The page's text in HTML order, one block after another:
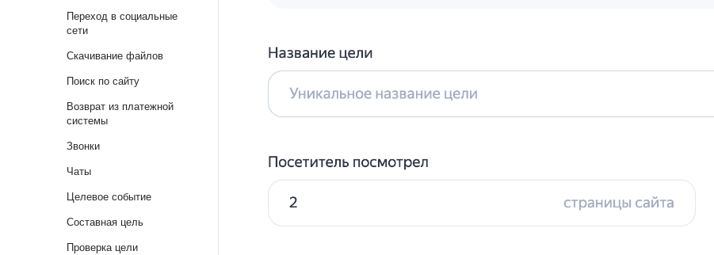
Переход в социальные
сети
Скачивание файлов
Поиск по сайту
Возврат из платежной
системы
Звонки
Чаты
Целевое событие
Составная цель
Проверка цели